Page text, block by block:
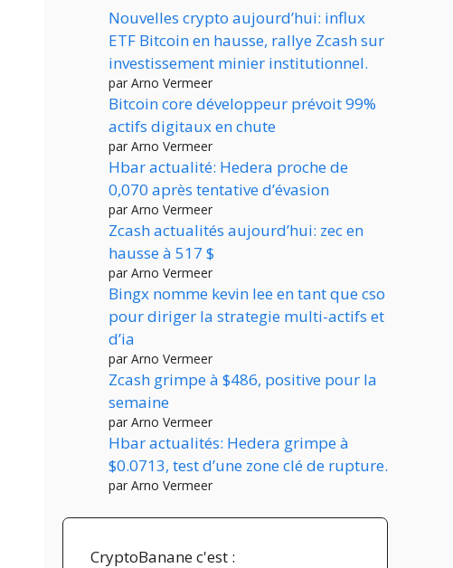
Nouvelles crypto aujourd’hui: influx
ETF Bitcoin en hausse, rallye Zcash sur
investissement minier institutionnel.
par Arno Vermeer
Bitcoin core développeur prévoit 99%
actifs digitaux en chute
par Arno Vermeer
Hbar actualité: Hedera proche de
0,070 après tentative d’évasion
par Arno Vermeer
Zcash actualités aujourd’hui: zec en
hausse à 517 $
par Arno Vermeer
Bingx nomme kevin lee en tant que cso
pour diriger la strategie multi-actifs et
d’ia
par Arno Vermeer
Zcash grimpe à $486, positive pour la
semaine
par Arno Vermeer
Hbar actualités: Hedera grimpe à
$0.0713, test d’une zone clé de rupture.
par Arno Vermeer
CryptoBanane c'est :